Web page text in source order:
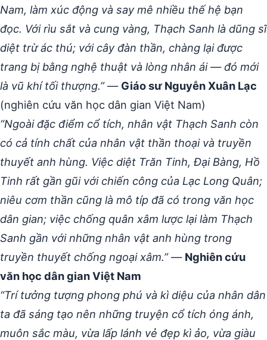
Nam, làm xúc động và say mê nhiều thế hệ bạn
đọc. Với rìu sắt và cung vàng, Thạch Sanh là dũng sĩ
diệt trừ ác thú; với cây đàn thần, chàng lại được
trang bị bằng nghệ thuật và lòng nhân ái — đó mới
là vũ khí tối thượng.”— Giáo sư Nguyễn Xuân Lạc
(nghiên cứu văn học dân gian Việt Nam)
“Ngoài đặc điểm cổ tích, nhân vật Thạch Sanh còn
có cả tính chất của nhân vật thần thoại và truyền
thuyết anh hùng. Việc diệt Trăn Tinh, Đại Bàng, Hồ
Tinh rất gần gũi với chiến công của Lạc Long Quân;
niêu cơm thần cũng là mô típ đã có trong văn học
dân gian; việc chống quân xâm lược lại làm Thạch
Sanh gần với những nhân vật anh hùng trong
truyền thuyết chống ngoại xâm.”— Nghiên cứu
văn học dân gian Việt Nam
“Trí tưởng tượng phong phú và kì diệu của nhân dân
ta đã sáng tạo nên những truyện cổ tích óng ánh,
muôn sắc màu, vừa lấp lánh vẻ đẹp kì ảo, vừa giàu